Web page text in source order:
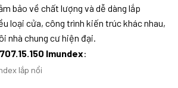
bảo về chất lượng và dễ dàng lắp
loại cửa, công trình kiến trúc khác nhau,
nhà chung cư hiện đại.
707.15.150 Imundex:
lắp nổi